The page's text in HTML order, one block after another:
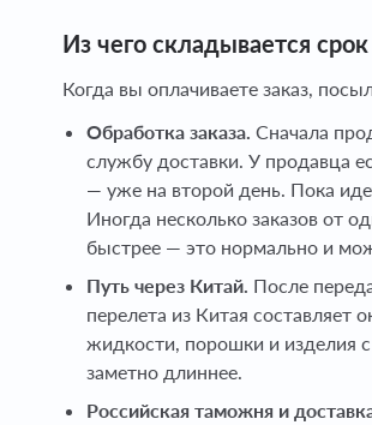
Из чего складывается
Когда вы оплачиваете заказ,
Обработка заказа. Сначала
службу доставки. У продавца
— уже на второй день. Пока
Иногда несколько заказов от
быстрее — это нормально и
Путь через Китай. После
перелета из Китая составляет
жидкости, порошки и изделия
заметно длиннее.
Российская таможня и